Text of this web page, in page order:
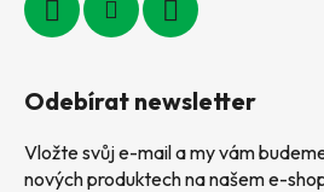
Odebírat newsletter
Vložte svůj e-mail a my vám
nových produktech na našem e-